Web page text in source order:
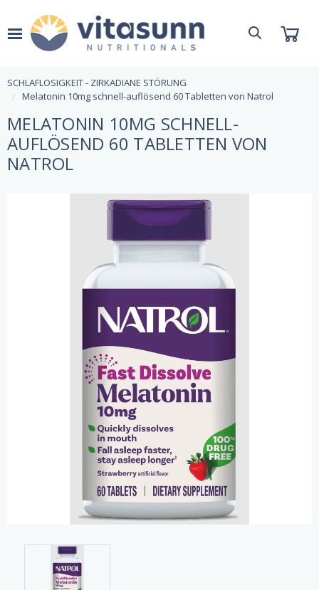
SCHLAFLOSIGKEIT - ZIRKADIANE STÖRUNG
Melatonin 10mg schnell-auflösend 60 Tabletten von Natrol
MELATONIN 10MG SCHNELL-
AUFLÖSEND 60 TABLETTEN VON
NATROL